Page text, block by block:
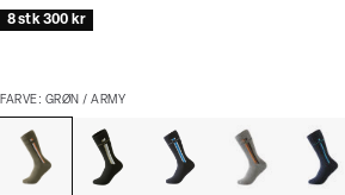
8 stk 300 kr
FARVE: GRØN / ARMY